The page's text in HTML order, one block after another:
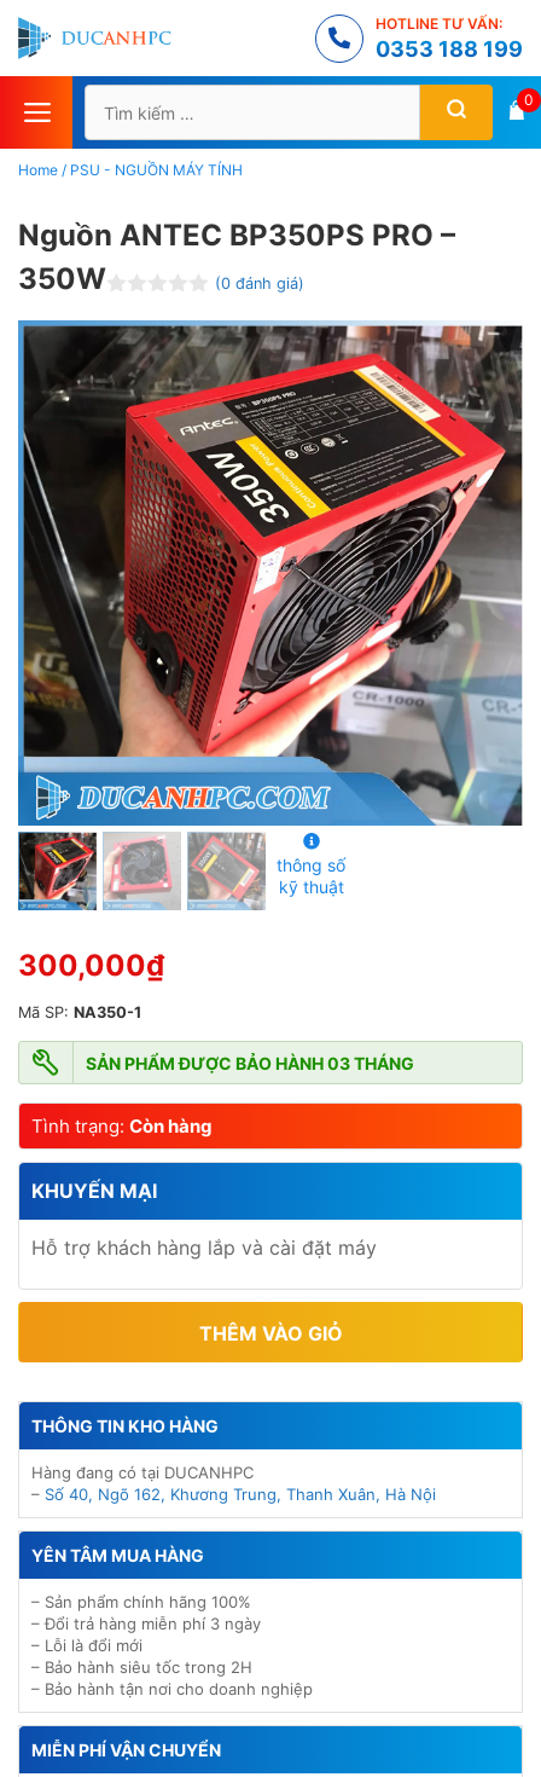
Chuyển
đến
nội
dung
HOTLINE TƯ VẤN:
0353 188 199
Tìm
kiếm
cho:
0
Home / PSU - NGUỒN MÁY TÍNH
Nguồn ANTEC BP350PS PRO –
350W
ư
ợ
c
x
p
o
(0 đánh giá)
thông số
kỹ thuật
300,000₫
Mã SP: NA350-1
SẢN PHẨM ĐƯỢC BẢO HÀNH 03 THÁNG
Tình trạng: Còn hàng
KHUYẾN MẠI
Hỗ trợ khách hàng lắp và cài đặt máy
THÊM VÀO GIỎ
THÔNG TIN KHO HÀNG
Hàng đang có tại DUCANHPC
– Số 40, Ngõ 162, Khương Trung, Thanh Xuân, Hà Nội
YÊN TÂM MUA HÀNG
– Sản phẩm chính hãng 100%
– Đổi trả hàng miễn phí 3 ngày
– Lỗi là đổi mới
– Bảo hành siêu tốc trong 2H
– Bảo hành tận nơi cho doanh nghiệp
MIỄN PHÍ VẬN CHUYỂN